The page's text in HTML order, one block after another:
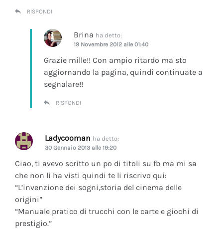
RISPONDI
Brina ha detto:
19 Novembre 2012 alle 01:40
Grazie mille!! Con ampio ritardo ma sto
aggiornando la pagina, quindi continuate a
segnalare!!
RISPONDI
Ladycooman ha detto:
30 Gennaio 2013 alle 19:20
Ciao, ti avevo scritto un po di titoli su fb ma mi sa
che non li ha visti quindi te li riscrivo qui:
“L’invenzione dei sogni,storia del cinema delle
origini”
“Manuale pratico di trucchi con le carte e giochi di
prestigio.”